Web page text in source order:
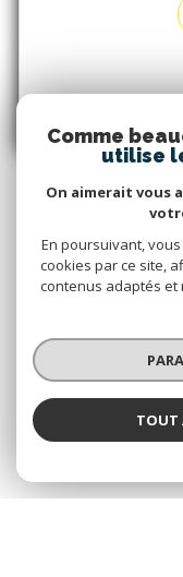
Comme
utilise
On aimerait vous
En poursuivant,
cookies par ce site,
contenus adaptés et
TOUT